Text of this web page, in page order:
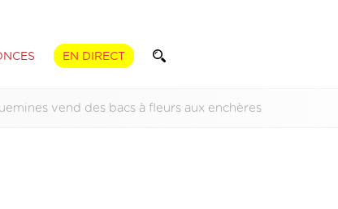
EN DIRECT
vend des bacs à fleurs aux enchères